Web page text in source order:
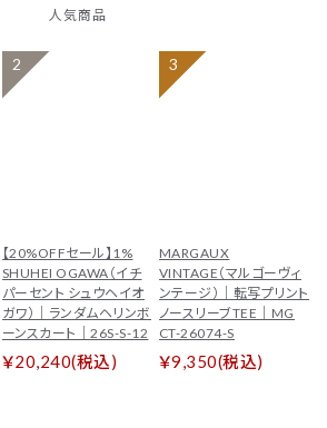
人気商品
【20%OFFセール】1%
SHUHEI OGAWA（イチ
パーセント シュウヘイオ
ガワ）｜ランダムヘリンボ
ーンスカート｜26S-S-12
￥20,240(税込)
MARGAUX
VINTAGE（マルゴーヴィ
ンテージ）｜転写プリント
ノースリーブTEE｜MG
CT-26074-S
￥9,350(税込)